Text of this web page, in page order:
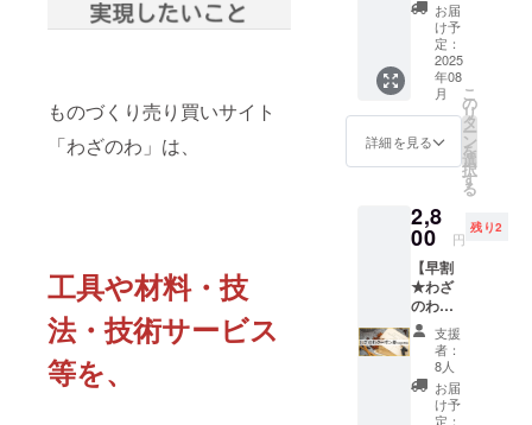
ものづくり売り買いサイト
「わざのわ」は、
工具や材料・技
法・技術サービス
等を、
②【任
意】リ
ンクを
張りた
い方は
リンク
-----------
---- ▼備
考欄に
ご記載
くださ
い -------
-----------
-----------
- ①【必
（掲載
希望し
ない場
合は
「匿
名」と
ご記載
くださ
い）
②【任
意】リ
内容と
なりま
す ★領
収書が
必要な
方はご
支援
後、
申し付
けくだ
さい ★
目標未
達成の
場合は
全額返
金！ ----
-----------
-----------
---- ▼備
期間：
2025年
8月～
2027年
3月 ※事
業者
名、
ニック
ネーム
等 ★こ
のリ
ターン
は【わ
ざのわ
応援！
プラン
A】と全
く同じ
内容と
なりま
のメー
ルをお
送りい
たしま
す ・わ
ざのわ
サイト
の特設
ページ
支援者
様のお
名前を
掲載し
ます※
・ご希
望の方
はリン
クを張
ります
・掲載
お届
け予
定：
2025
年08
月
詳細を見る
こ
の
リ
タ
ー
ン
を
選
択
す
る
2,8
00 円
残り2
【早割
★わざ
のわ・
ご利用
クーポ
ン券
3000円
分】 ・
わざの
支援
者：
8人
お届
け予
定：